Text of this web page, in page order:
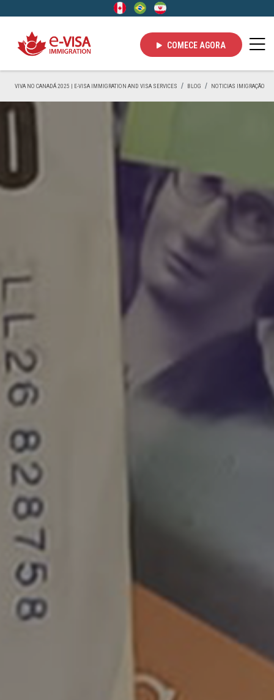
COMECE AGORA
VIVA NO CANADÁ 2025 | E-VISA IMMIGRATION AND VISA SERVICES BLOG NOTICIAS IMIGRAÇÃO